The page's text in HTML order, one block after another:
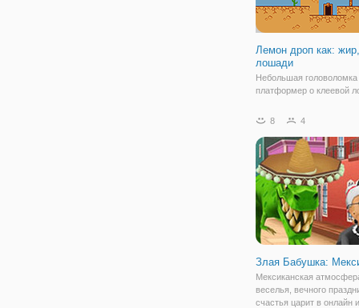
Лемон дроп как:
лошади
Небольшая головоломка
платформер о клеевой
8 4
Злая Бабушка:
Мексиканская
веселья, вечного
счастья царит в онлайн